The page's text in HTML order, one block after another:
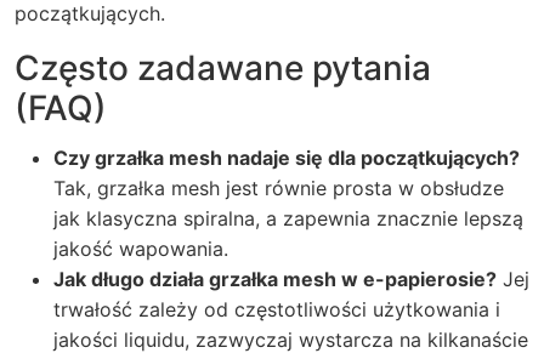
początkujących.
Często zadawane pytania
(FAQ)
Czy grzałka mesh nadaje się dla początkujących?
Tak, grzałka mesh jest równie prosta w obsłudze
jak klasyczna spiralna, a zapewnia znacznie lepszą
jakość wapowania.
Jak długo działa grzałka mesh w e-papierosie? Jej
trwałość zależy od częstotliwości użytkowania i
jakości liquidu, zazwyczaj wystarcza na kilkanaście